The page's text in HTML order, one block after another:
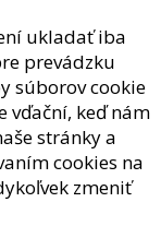
ukladať iba
prevádzku
súborov cookie
vďační, keď nám
stránky a
cookies na
zmeniť